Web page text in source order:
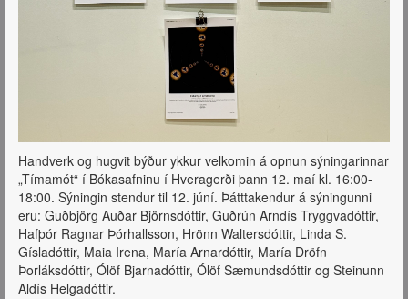
Handverk og hugvit býður ykkur velkomin á opnun sýningarinnar
„Tímamót“ í Bókasafninu í Hveragerði þann 12. maí kl. 16:00-
18:00. Sýningin stendur til 12. júní. Þátttakendur á sýningunni
eru: Guðbjörg Auðar Björnsdóttir, Guðrún Arndís Tryggvadóttir,
Hafþór Ragnar Þórhallsson, Hrönn Waltersdóttir, Linda S.
Gísladóttir, Maia Irena, María Arnardóttir, María Dröfn
Þorláksdóttir, Ólöf Bjarnadóttir, Ólöf Sæmundsdóttir og Steinunn
Aldís Helgadóttir.